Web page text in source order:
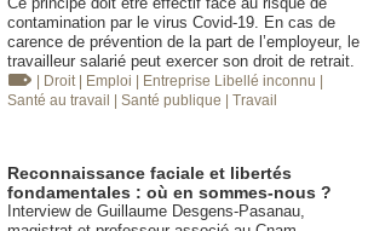
contamination par le virus Covid-19. En cas de
carence de prévention de la part de l’employeur, le
travailleur salarié peut exercer son droit de retrait.
| Droit | Emploi | Entreprise Libellé inconnu |
Santé au travail | Santé publique | Travail
Reconnaissance faciale et libertés
fondamentales : où en sommes-nous ?
Interview de Guillaume Desgens-Pasanau,